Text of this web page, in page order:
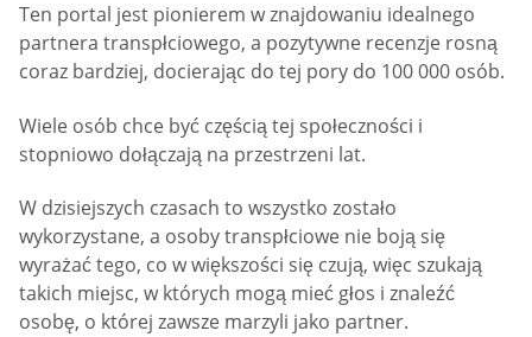
Ten portal jest pionierem w znajdowaniu idealnego
partnera transpłciowego, a pozytywne recenzje rosną
coraz bardziej, docierając do tej pory do 100 000 osób.
Wiele osób chce być częścią tej społeczności i
stopniowo dołączają na przestrzeni lat.
W dzisiejszych czasach to wszystko zostało
wykorzystane, a osoby transpłciowe nie boją się
wyrażać tego, co w większości się czują, więc szukają
takich miejsc, w których mogą mieć głos i znaleźć
osobę, o której zawsze marzyli jako partner.